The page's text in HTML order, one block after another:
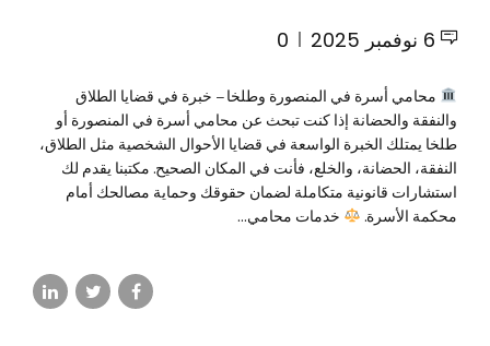
6 نوفمبر 2025 0
محامي أسرة في المنصورة وطلخا – خبرة في قضايا الطلاق
والنفقة والحضانة إذا كنت تبحث عن محامي أسرة في المنصورة أو
طلخا يمتلك الخبرة الواسعة في قضايا الأحوال الشخصية مثل الطلاق،
النفقة، الحضانة، والخلع، فأنت في المكان الصحيح. مكتبنا يقدم لك
استشارات قانونية متكاملة لضمان حقوقك وحماية مصالحك أمام
محكمة الأسرة.
خدمات محامي...